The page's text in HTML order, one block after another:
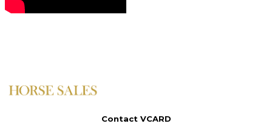
Contact VCARD